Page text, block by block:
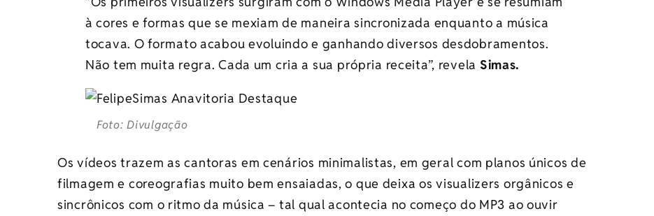
à cores e formas que se mexiam de maneira sincronizada enquanto a música
tocava. O formato acabou evoluindo e ganhando diversos desdobramentos.
Não tem muita regra. Cada um cria a sua própria receita”, revela Simas.
Foto: Divulgação
Os vídeos trazem as cantoras em cenários minimalistas, em geral com planos únicos de
filmagem e coreografias muito bem ensaiadas, o que deixa os visualizers orgânicos e
sincrônicos com o ritmo da música – tal qual acontecia no começo do MP3 ao ouvir